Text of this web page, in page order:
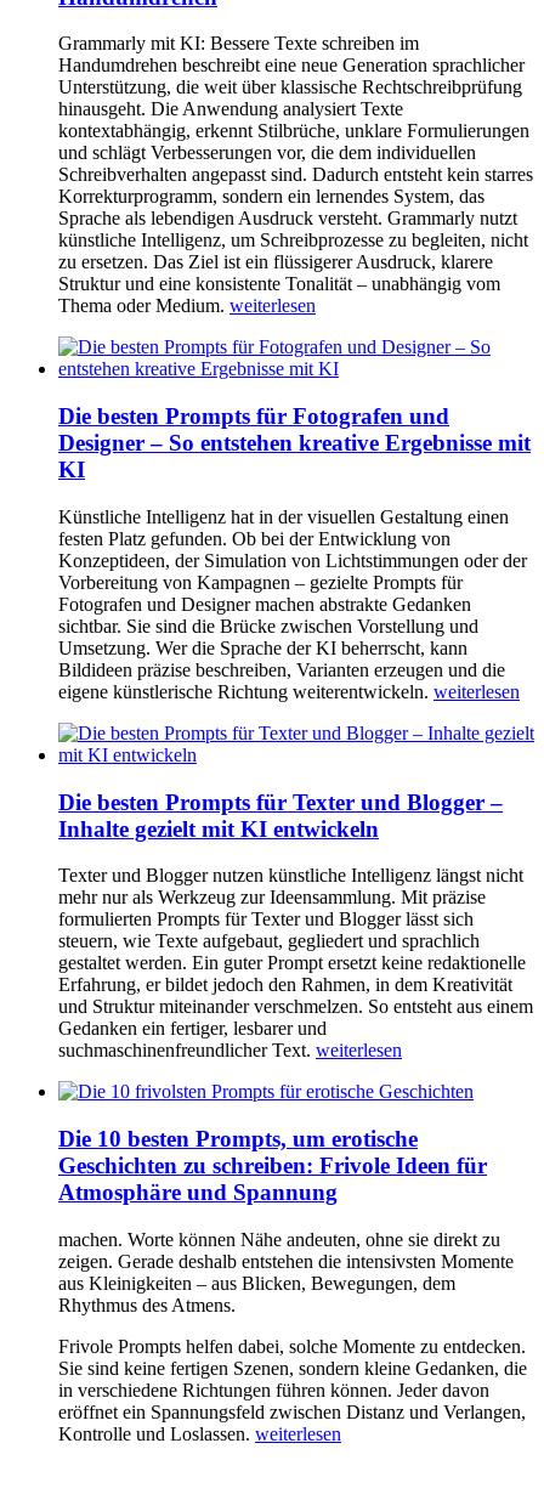
Grammarly mit KI: Bessere Texte schreiben im
Handumdrehen beschreibt eine neue Generation sprachlicher
Unterstützung, die weit über klassische Rechtschreibprüfung
hinausgeht. Die Anwendung analysiert Texte
kontextabhängig, erkennt Stilbrüche, unklare Formulierungen
und schlägt Verbesserungen vor, die dem individuellen
Schreibverhalten angepasst sind. Dadurch entsteht kein starres
Korrekturprogramm, sondern ein lernendes System, das
Sprache als lebendigen Ausdruck versteht. Grammarly nutzt
künstliche Intelligenz, um Schreibprozesse zu begleiten, nicht
zu ersetzen. Das Ziel ist ein flüssigerer Ausdruck, klarere
Struktur und eine konsistente Tonalität – unabhängig vom
Thema oder Medium. weiterlesen
Die besten Prompts für Fotografen und
Designer – So entstehen kreative Ergebnisse mit
KI
Künstliche Intelligenz hat in der visuellen Gestaltung einen
festen Platz gefunden. Ob bei der Entwicklung von
Konzeptideen, der Simulation von Lichtstimmungen oder der
Vorbereitung von Kampagnen – gezielte Prompts für
Fotografen und Designer machen abstrakte Gedanken
sichtbar. Sie sind die Brücke zwischen Vorstellung und
Umsetzung. Wer die Sprache der KI beherrscht, kann
Bildideen präzise beschreiben, Varianten erzeugen und die
eigene künstlerische Richtung weiterentwickeln. weiterlesen
Die besten Prompts für Texter und Blogger –
Inhalte gezielt mit KI entwickeln
Texter und Blogger nutzen künstliche Intelligenz längst nicht
mehr nur als Werkzeug zur Ideensammlung. Mit präzise
formulierten Prompts für Texter und Blogger lässt sich
steuern, wie Texte aufgebaut, gegliedert und sprachlich
gestaltet werden. Ein guter Prompt ersetzt keine redaktionelle
Erfahrung, er bildet jedoch den Rahmen, in dem Kreativität
und Struktur miteinander verschmelzen. So entsteht aus einem
Gedanken ein fertiger, lesbarer und
suchmaschinenfreundlicher Text. weiterlesen
Die 10 besten Prompts, um erotische
Geschichten zu schreiben: Frivole Ideen für
Atmosphäre und Spannung
machen. Worte können Nähe andeuten, ohne sie direkt zu
zeigen. Gerade deshalb entstehen die intensivsten Momente
aus Kleinigkeiten – aus Blicken, Bewegungen, dem
Rhythmus des Atmens.
Frivole Prompts helfen dabei, solche Momente zu entdecken.
Sie sind keine fertigen Szenen, sondern kleine Gedanken, die
in verschiedene Richtungen führen können. Jeder davon
eröffnet ein Spannungsfeld zwischen Distanz und Verlangen,
Kontrolle und Loslassen. weiterlesen